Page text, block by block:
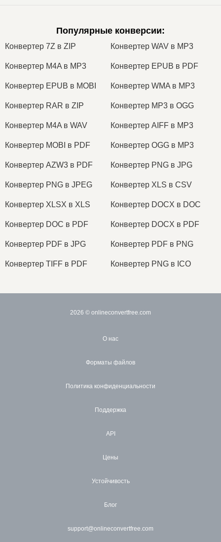
Популярные конверсии:
Конвертер 7Z в ZIP Конвертер WAV в MP3
Конвертер M4A в MP3 Конвертер EPUB в PDF
Конвертер EPUB в MOBI Конвертер WMA в MP3
Конвертер RAR в ZIP Конвертер MP3 в OGG
Конвертер M4A в WAV Конвертер AIFF в MP3
Конвертер MOBI в PDF Конвертер OGG в MP3
Конвертер AZW3 в PDF Конвертер PNG в JPG
Конвертер PNG в JPEG Конвертер XLS в CSV
Конвертер XLSX в XLS Конвертер DOCX в DOC
Конвертер DOC в PDF Конвертер DOCX в PDF
Конвертер PDF в JPG Конвертер PDF в PNG
Конвертер TIFF в PDF Конвертер PNG в ICO
2026 © onlineconvertfree.com
О нас
Форматы файлов
Политика конфиденциальности
Поддержка
API
Цены
Устойчивость
Блог
support@onlineconvertfree.com